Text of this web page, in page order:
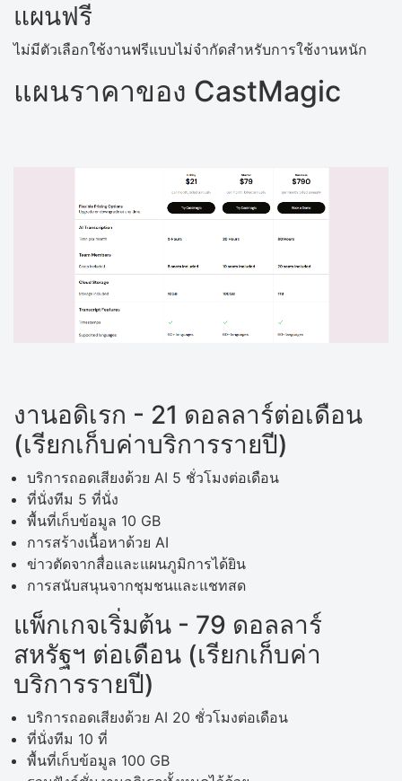
แผนฟรี
ไม่มีตัวเลือกใช้งานฟรีแบบไม่จำกัดสำหรับการใช้งานหนัก
แผนราคาของ CastMagic
งานอดิเรก - 21 ดอลลาร์ต่อเดือน
(เรียกเก็บค่าบริการรายปี)
บริการถอดเสียงด้วย AI 5 ชั่วโมงต่อเดือน
ที่นั่งทีม 5 ที่นั่ง
พื้นที่เก็บข้อมูล 10 GB
การสร้างเนื้อหาด้วย AI
ข่าวตัดจากสื่อและแผนภูมิการได้ยิน
การสนับสนุนจากชุมชนและแชทสด
แพ็กเกจเริ่มต้น - 79 ดอลลาร์
สหรัฐฯ ต่อเดือน (เรียกเก็บค่า
บริการรายปี)
บริการถอดเสียงด้วย AI 20 ชั่วโมงต่อเดือน
ที่นั่งทีม 10 ที่
พื้นที่เก็บข้อมูล 100 GB